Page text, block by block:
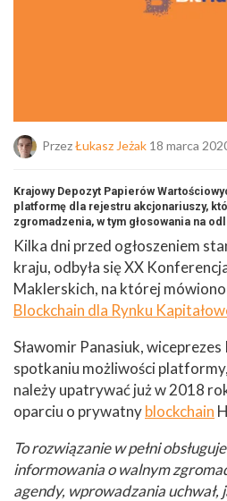
PrzezŁukasz Jeżak 18 marca
Krajowy Depozyt Papierów
platformę dla rejestru akcjonariuszy,
zgromadzenia, w tym głosowania na
Kilka dni przed ogłoszeniem
kraju, odbyła się XX
Maklerskich, na której mówiono
Blockchain dla Rynku
Sławomir Panasiuk, wiceprezes
spotkaniu możliwości
należy upatrywać już w 2018
oparciu o prywatnyblockchain
To rozwiązanie w pełni
informowania o walnym
agendy, wprowadzania